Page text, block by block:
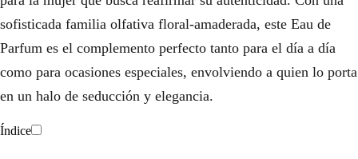
sofisticada familia olfativa floral-amaderada, este Eau de
Parfum es el complemento perfecto tanto para el día a día
como para ocasiones especiales, envolviendo a quien lo porta
en un halo de seducción y elegancia.
Índice